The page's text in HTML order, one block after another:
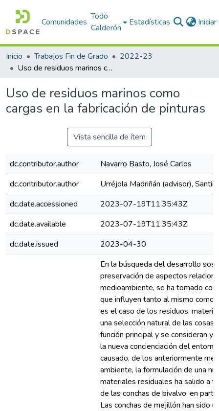
Comunidades
Todo
Calderón
Estadísticas
Inicio Trabajos Fin de Grado
2022-23
Uso de residuos marinos como cargas en la fabricación de pinturas
Uso de residuos marinos como
cargas en la fabricación de pinturas
Vista sencilla de ítem
dc.contributor.author
Navarro Basto, José Carlos
dc.contributor.author
Urréjola Madriñán (advisor),
dc.date.accessioned
2023-07-19T11:35:43Z
dc.date.available
2023-07-19T11:35:43Z
dc.date.issued
2023-04-30
En la búsqueda del desarrollo
preservación de aspectos
medioambiente, se ha tomado
que influyen tanto al mismo como
es el caso de los residuos,
una selección natural de las cosas,
función principal y se consideran
la nueva concienciación del
causado, de los anteriormente
ambiente, la formulación de una
materiales residuales ha salido a
de las conchas de bivalvo, en
Las conchas de mejillón han sido